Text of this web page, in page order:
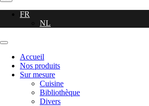
FR
NL
Accueil
Nos produits
Sur mesure
Cuisine
Bibliothèque
Divers